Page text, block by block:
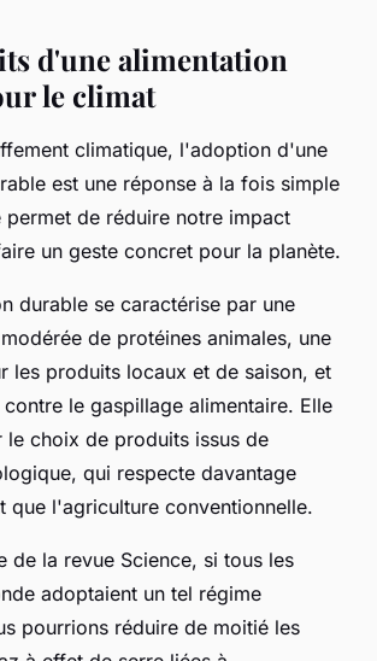
d'une alimentation
le climat
climatique, l'adoption d'une
est une réponse à la fois simple
de réduire notre impact
un geste concret pour la planète.
durable se caractérise par une
de protéines animales, une
les produits locaux et de saison, et
contre le gaspillage alimentaire. Elle
le choix de produits issus de
qui respecte davantage
que l'agriculture conventionnelle.
de la revue Science, si tous les
adoptaient un tel régime
pourrions réduire de moitié les